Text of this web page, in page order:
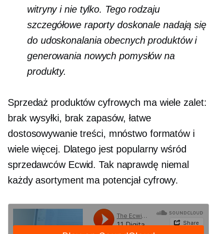
witryny i nie tylko. Tego rodzaju
szczegółowe raporty doskonale nadają się
do udoskonalania obecnych produktów i
generowania nowych pomysłów na
produkty.
Sprzedaż produktów cyfrowych ma wiele zalet:
brak wysyłki, brak zapasów, łatwe
dostosowywanie treści, mnóstwo formatów i
wiele więcej. Dlatego jest popularny wśród
sprzedawców Ecwid. Tak naprawdę niemal
każdy asortyment ma potencjał cyfrowy.